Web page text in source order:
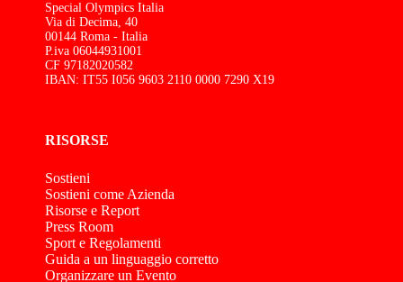
Special Olympics Italia
Via di Decima, 40
00144 Roma - Italia
P.iva 06044931001
CF 97182020582
IBAN: IT55 I056 9603 2110 0000 7290 X19
RISORSE
Sostieni
Sostieni come Azienda
Risorse e Report
Press Room
Sport e Regolamenti
Guida a un linguaggio corretto
Organizzare un Evento